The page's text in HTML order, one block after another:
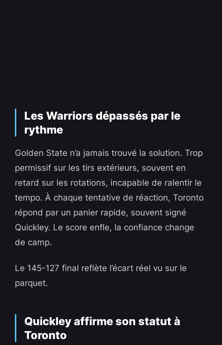
Les Warriors dépassés par le
rythme
Golden State n’a jamais trouvé la solution. Trop
permissif sur les tirs extérieurs, souvent en
retard sur les rotations, incapable de ralentir le
tempo. À chaque tentative de réaction, Toronto
répond par un panier rapide, souvent signé
Quickley. Le score enfle, la confiance change
de camp.
Le 145-127 final reflète l’écart réel vu sur le
parquet.
Quickley affirme son statut à
Toronto